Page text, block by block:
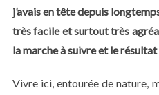
j’avais en tête depuis
très facile et surtout très
la marche à suivre et le résultat
Vivre ici, entourée de nature,